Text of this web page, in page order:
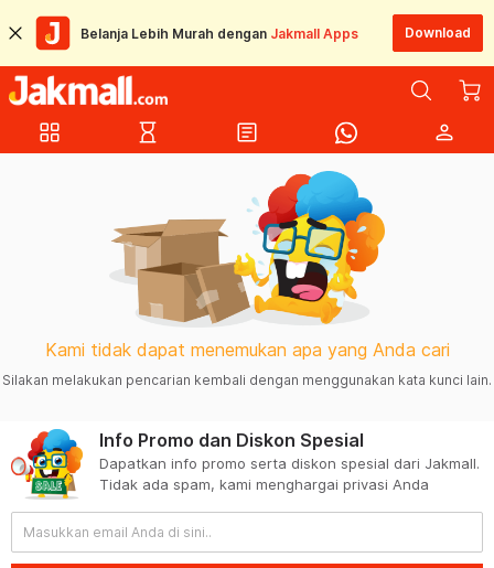
Belanja Lebih Murah dengan Jakmall Apps Download
grid_view hourglass_empty article person
Kami tidak dapat menemukan apa yang Anda cari
Silakan melakukan pencarian kembali dengan menggunakan kata kunci lain.
Info Promo dan Diskon Spesial
Dapatkan info promo serta diskon spesial dari Jakmall.
Tidak ada spam, kami menghargai privasi Anda